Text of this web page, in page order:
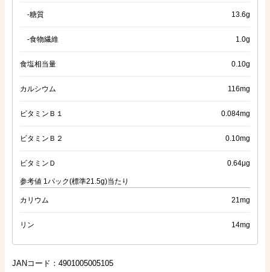
-糖質 13.6g
-食物繊維 1.0g
食塩相当量 0.10g
カルシウム 116mg
ビタミンＢ１ 0.084mg
ビタミンＢ２ 0.10mg
ビタミンＤ 0.64μg
参考値 1パック(標準21.5g)当たり
カリウム 21mg
リン 14mg
JANコード：4901005005105